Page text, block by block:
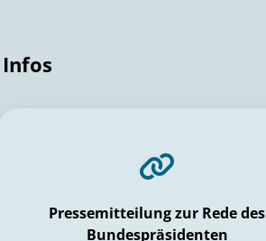
Pressemitteilung zur Rede des
Bundespräsidenten